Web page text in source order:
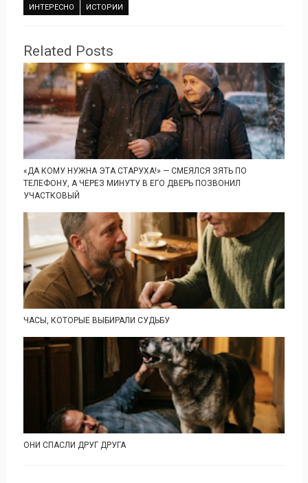
ИНТЕРЕСНО ИСТОРИИ
Related Posts
«ДА КОМУ НУЖНА ЭТА СТАРУХА!» — СМЕЯЛСЯ ЗЯТЬ ПО
ТЕЛЕФОНУ, А ЧЕРЕЗ МИНУТУ В ЕГО ДВЕРЬ ПОЗВОНИЛ
УЧАСТКОВЫЙ
ЧАСЫ, КОТОРЫЕ ВЫБИРАЛИ СУДЬБУ
ОНИ СПАСЛИ ДРУГ ДРУГА